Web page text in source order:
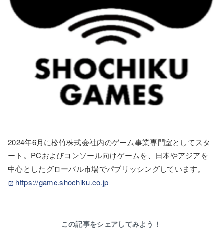
2024年6月に松竹株式会社内のゲーム事業専門室としてスタ
ート。PCおよびコンソール向けゲームを、日本やアジアを
中心としたグローバル市場でパブリッシングしています。
https://game.shochiku.co.jp
この記事をシェアしてみよう！